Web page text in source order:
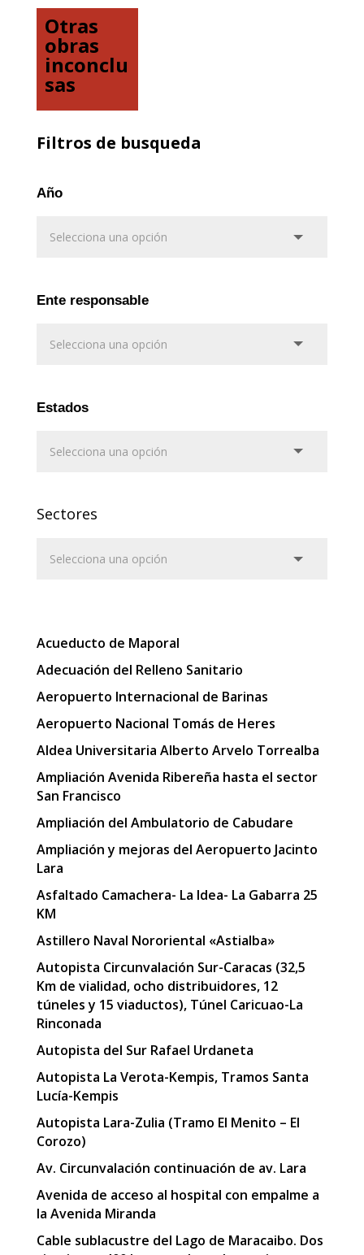
Otras
obras
inconclu
sas
Filtros de busqueda
Año
Ente responsable
Estados
Sectores
Acueducto de Maporal
Adecuación del Relleno Sanitario
Aeropuerto Internacional de Barinas
Aeropuerto Nacional Tomás de Heres
Aldea Universitaria Alberto Arvelo Torrealba
Ampliación Avenida Ribereña hasta el sector
San Francisco
Ampliación del Ambulatorio de Cabudare
Ampliación y mejoras del Aeropuerto Jacinto
Lara
Asfaltado Camachera- La Idea- La Gabarra 25
KM
Astillero Naval Nororiental «Astialba»
Autopista Circunvalación Sur-Caracas (32,5
Km de vialidad, ocho distribuidores, 12
túneles y 15 viaductos), Túnel Caricuao-La
Rinconada
Autopista del Sur Rafael Urdaneta
Autopista La Verota-Kempis, Tramos Santa
Lucía-Kempis
Autopista Lara-Zulia (Tramo El Menito – El
Corozo)
Av. Circunvalación continuación de av. Lara
Avenida de acceso al hospital con empalme a
la Avenida Miranda
Cable sublacustre del Lago de Maracaibo. Dos